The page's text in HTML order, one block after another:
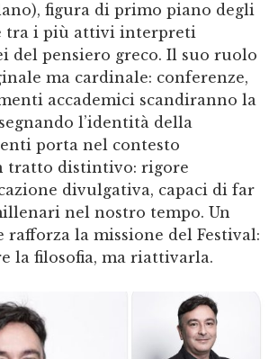
figura di primo piano degli
tra i più attivi interpreti
del pensiero greco. Il suo ruolo
ma cardinale: conferenze,
accademici scandiranno la
l’identità della
porta nel contesto
tratto distintivo: rigore
divulgativa, capaci di far
nel nostro tempo. Un
rafforza la missione del Festival:
la filosofia, ma riattivarla.